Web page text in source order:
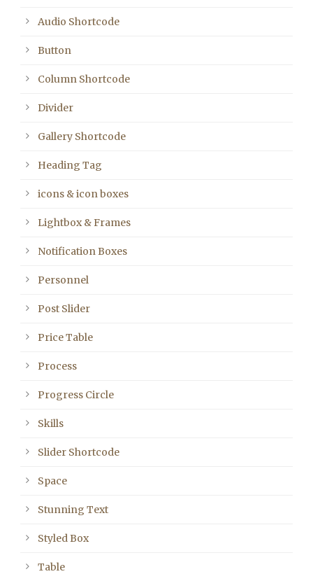
Audio Shortcode
Button
Column Shortcode
Divider
Gallery Shortcode
Heading Tag
icons & icon boxes
Lightbox & Frames
Notification Boxes
Personnel
Post Slider
Price Table
Process
Progress Circle
Skills
Slider Shortcode
Space
Stunning Text
Styled Box
Table